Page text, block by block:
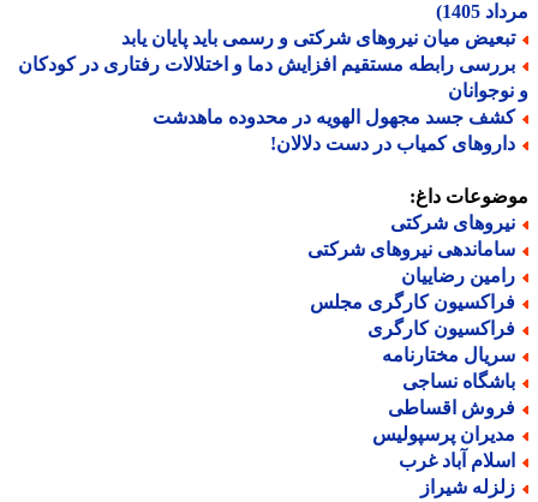
1405)
میان نیروهای شرکتی و رسمی باید پایان یابد
رابطه مستقیم افزایش دما و اختلالات رفتاری در کودکان
جسد مجهول الهویه در محدوده ماهدشت
کمیاب در دست دلالان!
داغ:
شرکتی
نیروهای شرکتی
رضاییان
کارگری مجلس
کارگری
مختارنامه
نساجی
اقساطی
پرسپولیس
آباد غرب
شیراز